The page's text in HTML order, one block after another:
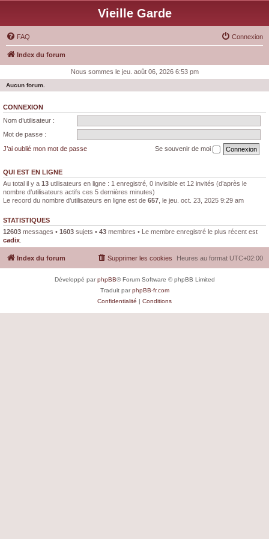
Vieille Garde
FAQ Connexion
Index du forum
Nous sommes le jeu. août 06, 2026 6:53 pm
Aucun forum.
CONNEXION
Nom d’utilisateur :
Mot de passe :
J’ai oublié mon mot de passe
Se souvenir de moi
QUI EST EN LIGNE
Au total il y a 13 utilisateurs en ligne : 1 enregistré, 0 invisible et 12 invités (d’après le
nombre d’utilisateurs actifs ces 5 dernières minutes)
Le record du nombre d’utilisateurs en ligne est de 657 , le jeu. oct. 23, 2025 9:29 am
STATISTIQUES
12603 messages • 1603 sujets • 43 membres • Le membre enregistré le plus récent est
cadix
Index du forum Heures au format UTC+02:00
Supprimer les cookies
Développé parphpBB® Forum Software © phpBB Limited
Traduit parphpBB-fr.com
Confidentialité | Conditions